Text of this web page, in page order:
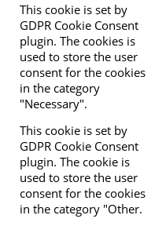
This cookie is set by
GDPR Cookie Consent
plugin. The cookies is
used to store the user
consent for the cookies
in the category
"Necessary".
This cookie is set by
GDPR Cookie Consent
plugin. The cookie is
used to store the user
consent for the cookies
in the category "Other.